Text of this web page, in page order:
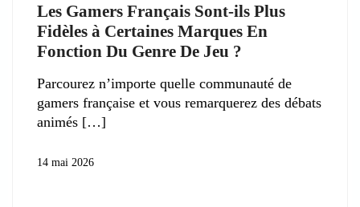
Les Gamers Français Sont-ils Plus
Fidèles à Certaines Marques En
Fonction Du Genre De Jeu ?
Parcourez n’importe quelle communauté de
gamers française et vous remarquerez des débats
animés
14 mai 2026